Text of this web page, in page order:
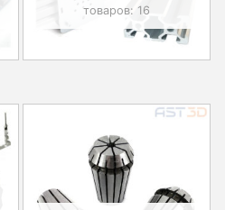
товаров: 16